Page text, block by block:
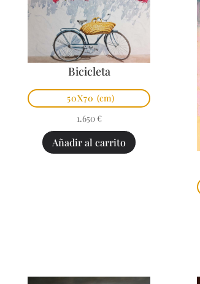
Bicicleta
50X70 (cm)
1.650 €
Añadir al carrito